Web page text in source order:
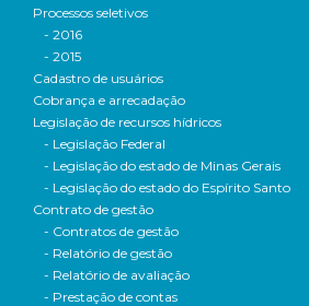
Processos seletivos
- 2016
- 2015
Cadastro de usuários
Cobrança e arrecadação
Legislação de recursos hídricos
- Legislação Federal
- Legislação do estado de Minas Gerais
- Legislação do estado do Espírito Santo
Contrato de gestão
- Contratos de gestão
- Relatório de gestão
- Relatório de avaliação
- Prestação de contas